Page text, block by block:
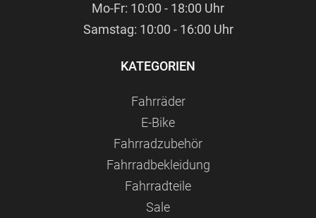
Mo-Fr: 10:00 - 18:00 Uhr
Samstag: 10:00 - 16:00 Uhr
KATEGORIEN
Fahrräder
E-Bike
Fahrradzubehör
Fahrradbekleidung
Fahrradteile
Sale